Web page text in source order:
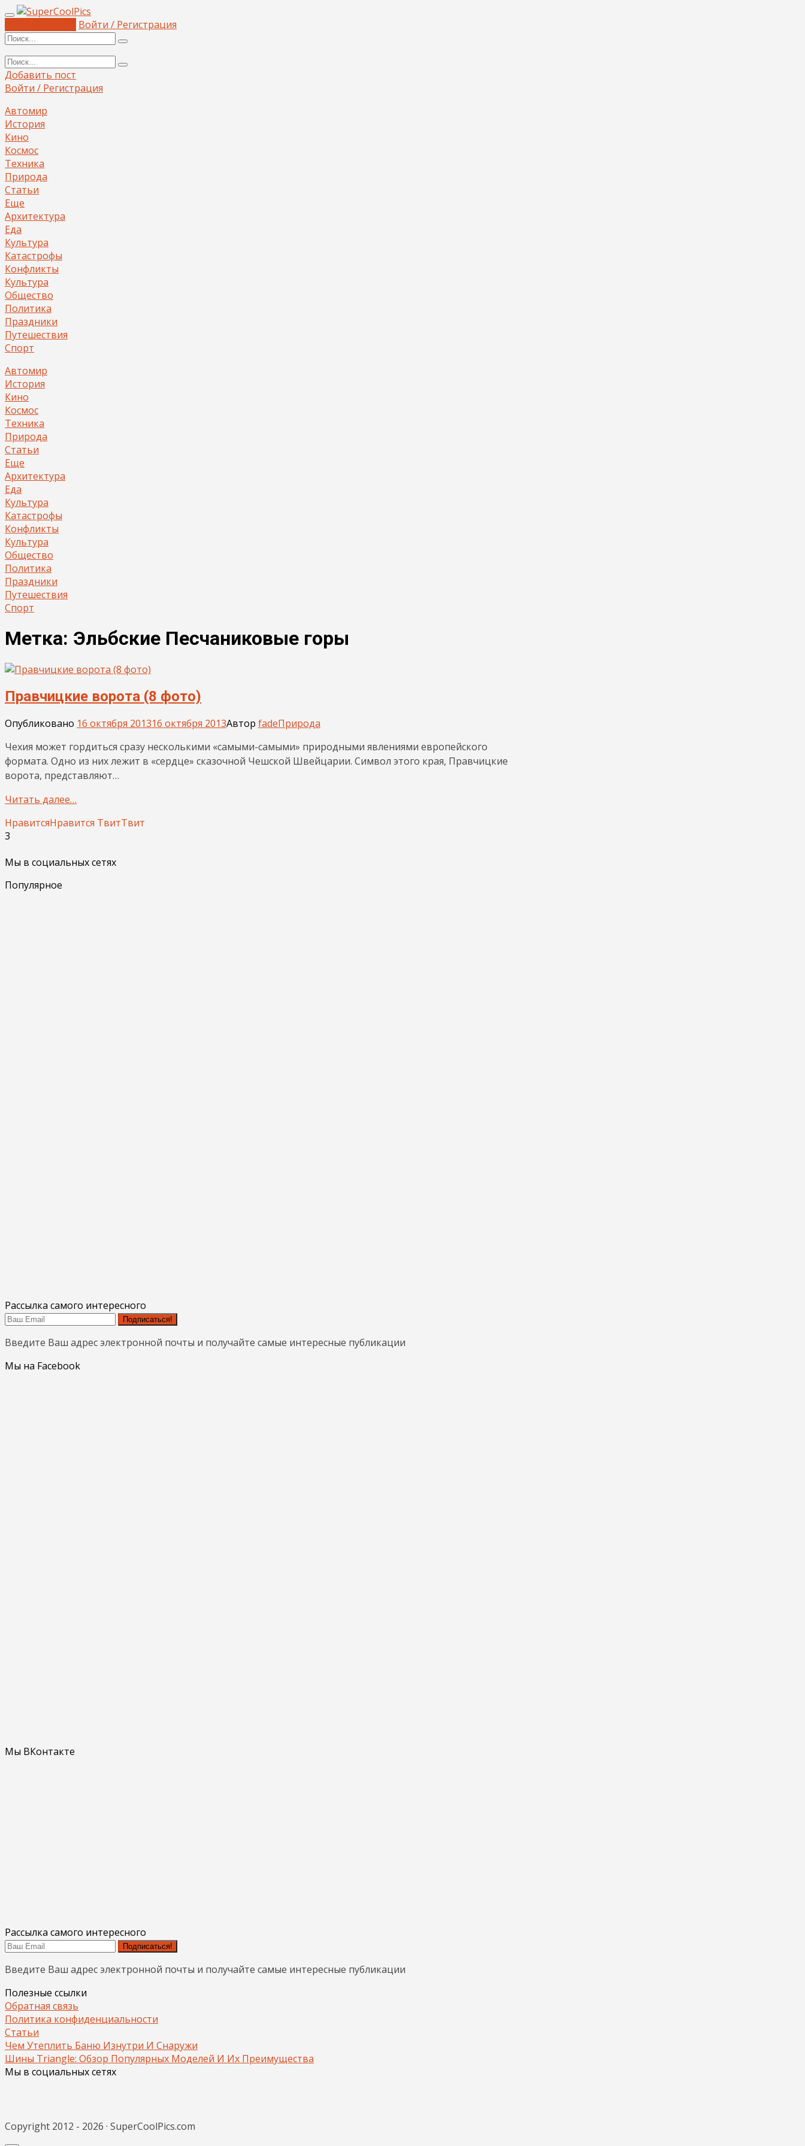
Войти / Регистрация
Добавить пост
Войти / Регистрация
Автомир
История
Кино
Космос
Техника
Природа
Статьи
Еще
Архитектура
Еда
Культура
Катастрофы
Конфликты
Культура
Общество
Политика
Праздники
Путешествия
Спорт
Автомир
История
Кино
Космос
Техника
Природа
Статьи
Еще
Архитектура
Еда
Культура
Катастрофы
Конфликты
Культура
Общество
Политика
Праздники
Путешествия
Спорт
Метка: Эльбские Песчаниковые горы
Правчицкие ворота (8 фото)
Опубликовано 16 октября 201316 октября 2013Автор fadeПрирода
Чехия может гордиться сразу несколькими «самыми-самыми» природными явлениями европейского
формата. Одно из них лежит в «сердце» сказочной Чешской Швейцарии. Символ этого края, Правчицкие
ворота, представляют…
Читать далее…
НравитсяНравится ТвитТвит
3
Мы в социальных сетях
Популярное
Рассылка самого интересного
Подписаться!
Введите Ваш адрес электронной почты и получайте самые интересные публикации
Мы на Facebook
Мы ВКонтакте
Рассылка самого интересного
Подписаться!
Введите Ваш адрес электронной почты и получайте самые интересные публикации
Полезные ссылки
Обратная связь
Политика конфиденциальности
Статьи
Чем Утеплить Баню Изнутри И Снаружи
Шины Triangle: Обзор Популярных Моделей И Их Преимущества
Мы в социальных сетях
Copyright 2012 - 2026 · SuperCoolPics.com